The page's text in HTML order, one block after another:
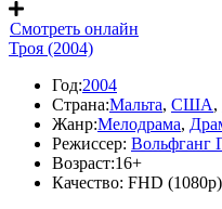
Смотреть онлайн
Троя (2004)
Год:2004
Страна:Мальта, США,
Жанр:Мелодрама,
Режиссер: Вольфганг
Возраст:16+
Качество: FHD (1080p)